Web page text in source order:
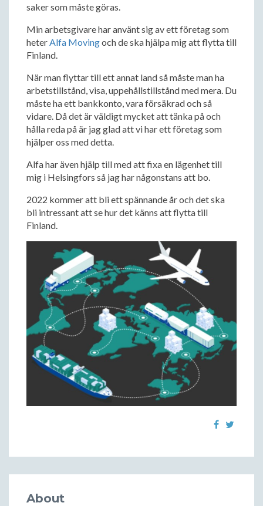
saker som måste göras.
Min arbetsgivare har använt sig av ett företag som
heterAlfa Movingoch de ska hjälpa mig att flytta till
Finland.
När man flyttar till ett annat land så måste man ha
arbetstillstånd, visa, uppehållstillstånd med mera. Du
måste ha ett bankkonto, vara försäkrad och så
vidare. Då det är väldigt mycket att tänka på och
hålla reda på är jag glad att vi har ett företag som
hjälper oss med detta.
Alfa har även hjälp till med att fixa en lägenhet till
mig i Helsingfors så jag har någonstans att bo.
2022 kommer att bli ett spännande år och det ska
bli intressant att se hur det känns att flytta till
Finland.
About